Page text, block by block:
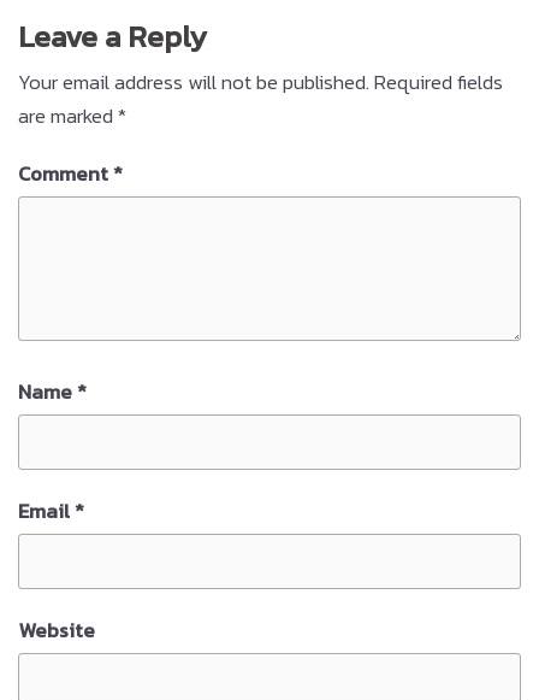
Leave a Reply
Your email address will not be published.Required fields
are marked*
Comment*
Name*
Email*
Website